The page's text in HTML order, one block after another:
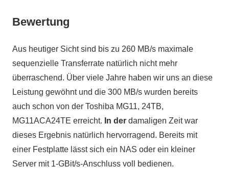
Bewertung
Aus heutiger Sicht sind bis zu 260 MB/s maximale
sequenzielle Transferrate natürlich nicht mehr
überraschend. Über viele Jahre haben wir uns an diese
Leistung gewöhnt und die 300 MB/s wurden bereits
auch schon von der Toshiba MG11, 24TB,
MG11ACA24TE erreicht. In der damaligen Zeit war
dieses Ergebnis natürlich hervorragend. Bereits mit
einer Festplatte lässt sich ein NAS oder ein kleiner
Server mit 1-GBit/s-Anschluss voll bedienen.